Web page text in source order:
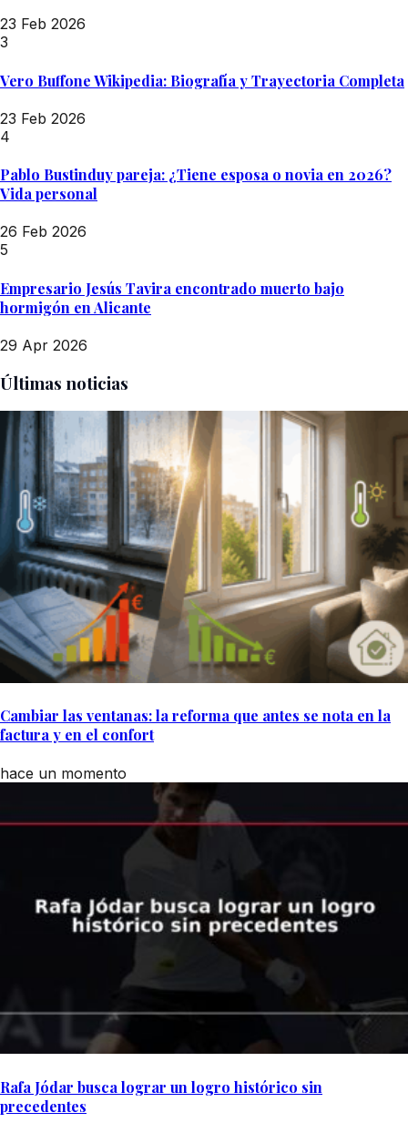
23 Feb 2026
3
Vero Buffone Wikipedia: Biografía y Trayectoria Completa
23 Feb 2026
4
Pablo Bustinduy pareja: ¿Tiene esposa o novia en 2026?
Vida personal
26 Feb 2026
5
Empresario Jesús Tavira encontrado muerto bajo
hormigón en Alicante
29 Apr 2026
Últimas noticias
Cambiar las ventanas: la reforma que antes se nota en la
factura y en el confort
hace un momento
Rafa Jódar busca lograr un logro histórico sin
precedentes